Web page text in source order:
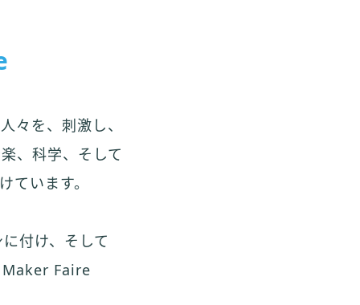
々を、刺激し、
、科学、そして
います。
付け、そして
Maker Faire